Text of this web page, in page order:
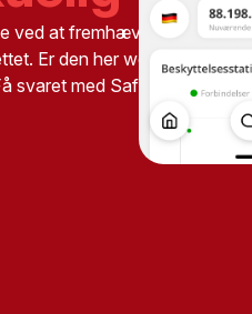
ved at fremhæve den mest
Er den her webshop
svaret med Safe Assistant.